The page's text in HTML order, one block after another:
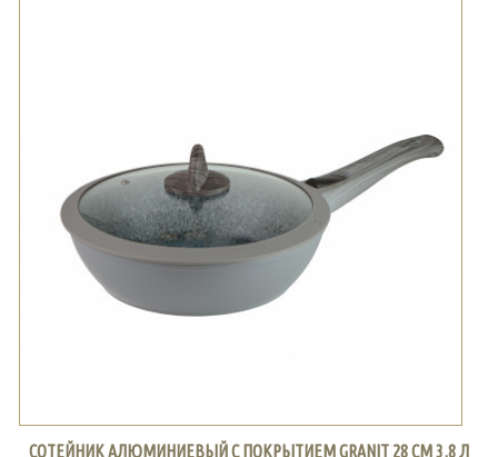
СОТЕЙНИК АЛЮМИНИЕВЫЙ С ПОКРЫТИЕМ GRANIT 28 СМ 3,8 Л